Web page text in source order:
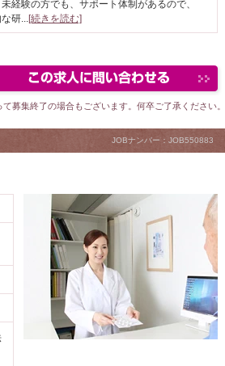
経験の方でも、サポート体制があるので、
研...[続きを読む]
募集終了の場合もございます。何卒ご了承ください。
JOBナンバー：JOB550883